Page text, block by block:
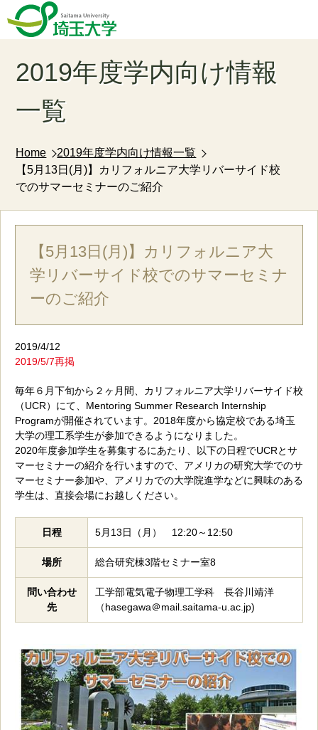
2019年度学内向け情報
一覧
Home
2019年度学内向け情報一覧
【5月13日(月)】カリフォルニア大学リバーサイド校
でのサマーセミナーのご紹介
【5月13日(月)】カリフォルニア大
学リバーサイド校でのサマーセミナ
ーのご紹介
2019/4/12
2019/5/7再掲
毎年６月下旬から２ヶ月間、カリフォルニア大学リバーサイド校
（UCR）にて、Mentoring Summer Research Internship
Programが開催されています。2018年度から協定校である埼玉
大学の理工系学生が参加できるようになりました。
2020年度参加学生を募集するにあたり、以下の日程でUCRとサ
マーセミナーの紹介を行いますので、アメリカの研究大学でのサ
マーセミナー参加や、アメリカでの大学院進学などに興味のある
学生は、直接会場にお越しください。
日程 5月13日（月） 12:20～12:50
場所 総合研究棟3階セミナー室8
問い合わせ
先
工学部電気電子物理工学科 長谷川靖洋
（hasegawa＠mail.saitama-u.ac.jp)